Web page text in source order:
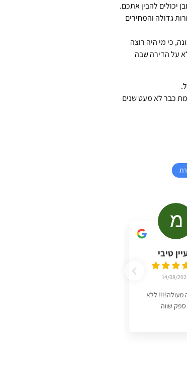
יכולים להבין אתכם.
גדולה והמחירים
כי מי היה רוצה
על הדירה שבה
כבר לא מעט שנים
טיבי
14/08/
מעולה!!!! ללא
ספק שווה